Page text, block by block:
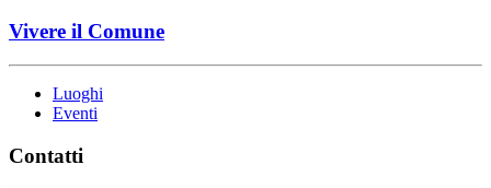
Vivere il Comune
Luoghi
Eventi
Contatti